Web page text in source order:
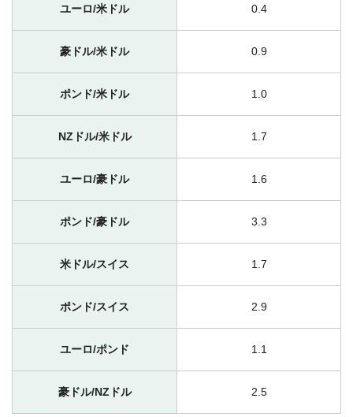
ユーロ/米ドル 0.4
豪ドル/米ドル 0.9
ポンド/米ドル 1.0
NZドル/米ドル 1.7
ユーロ/豪ドル 1.6
ポンド/豪ドル 3.3
米ドル/スイス 1.7
ポンド/スイス 2.9
ユーロ/ポンド 1.1
豪ドル/NZドル 2.5